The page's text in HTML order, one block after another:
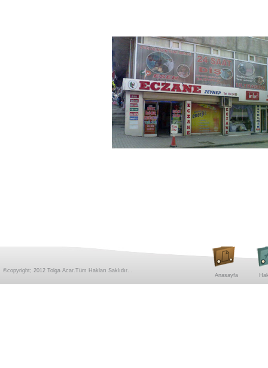
Anasayfa
©copyright; 2012 Tolga Acar.Tüm Hakları Saklıdır. .